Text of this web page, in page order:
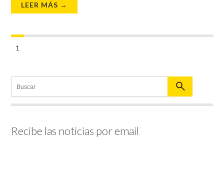
LEER MÁS →
1
Recibe las noticias por email